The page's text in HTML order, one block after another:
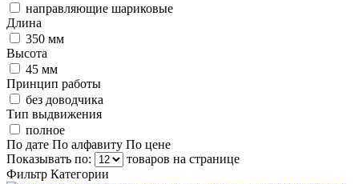
направляющие шариковые
Длина
350 мм
Высота
45 мм
Принцип работы
без доводчика
Тип выдвижения
полное
По дате По алфавиту По цене
Показывать по:
товаров на странице
Фильтр Категории